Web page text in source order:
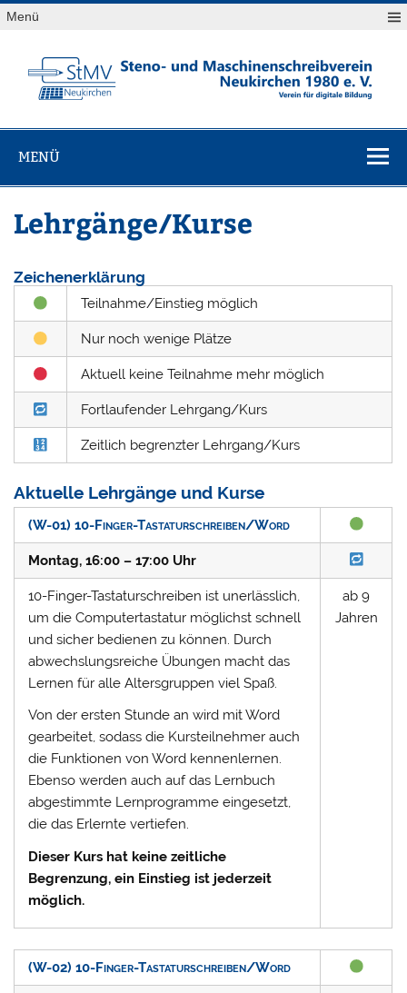
Skip
toMenü
Neukirchen
1980 e. V.
MENÜ
Lehrgänge/Kurse
Zeichenerklärung
Teilnahme/Einstieg möglich
Nur noch wenige Plätze
Aktuell keine Teilnahme mehr möglich
Fortlaufender Lehrgang/Kurs
Zeitlich begrenzter Lehrgang/Kurs
Aktuelle Lehrgänge und Kurse
(W-01) 10-Finger-Tastaturschreiben/Word
Montag, 16:00 – 17:00 Uhr
10-Finger-Tastaturschreiben ist unerlässlich,
um die Computertastatur möglichst schnell
und sicher bedienen zu können. Durch
abwechslungsreiche Übungen macht das
Lernen für alle Altersgruppen viel Spaß.
Von der ersten Stunde an wird mit Word
gearbeitet, sodass die Kursteilnehmer auch
die Funktionen von Word kennenlernen.
Ebenso werden auch auf das Lernbuch
abgestimmte Lernprogramme eingesetzt,
die das Erlernte vertiefen.
Dieser Kurs hat keine zeitliche
Begrenzung, ein Einstieg ist jederzeit
möglich.
ab 9
Jahren
(W-02) 10-Finger-Tastaturschreiben/Word